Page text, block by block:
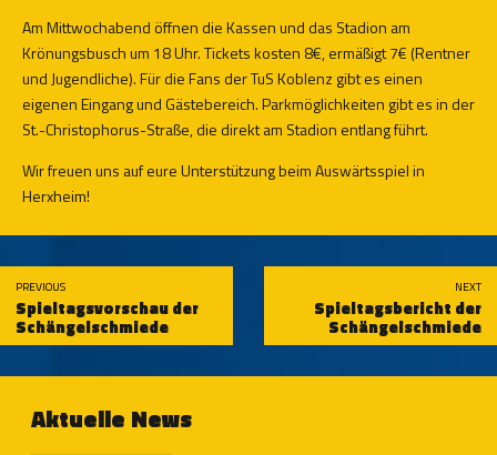
Am Mittwochabend öffnen die Kassen und das Stadion am
Krönungsbusch um 18 Uhr. Tickets kosten 8€, ermäßigt 7€ (Rentner
und Jugendliche). Für die Fans der TuS Koblenz gibt es einen
eigenen Eingang und Gästebereich. Parkmöglichkeiten gibt es in der
St.-Christophorus-Straße, die direkt am Stadion entlang führt.
Wir freuen uns auf eure Unterstützung beim Auswärtsspiel in
Herxheim!
PREVIOUS
Spieltagsvorschau der
Schängelschmiede
NEXT
Spieltagsbericht der
Schängelschmiede
Aktuelle News